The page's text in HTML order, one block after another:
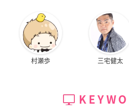
村瀬歩 三宅健太